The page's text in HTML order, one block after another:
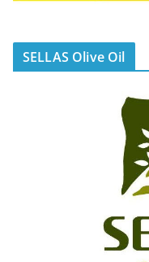
SELLAS Olive Oil